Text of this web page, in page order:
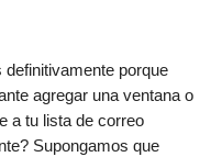
porque
agregar una ventana o
a tu lista de correo
Supongamos que